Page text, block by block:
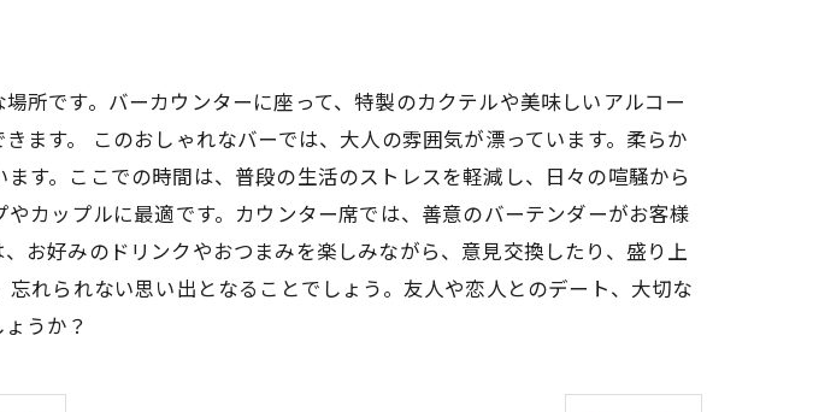
所です。バーカウンターに座って、特製のカクテルや美味しいアルコー
ます。 このおしゃれなバーでは、大人の雰囲気が漂っています。柔らか
す。ここでの時間は、普段の生活のストレスを軽減し、日々の喧騒から
カップルに最適です。カウンター席では、善意のバーテンダーがお客様
お好みのドリンクやおつまみを楽しみながら、意見交換したり、盛り上
れられない思い出となることでしょう。友人や恋人とのデート、大切な
うか？